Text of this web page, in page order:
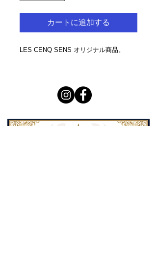
カートに追加する
LES CENQ SENS オリジナル商品。